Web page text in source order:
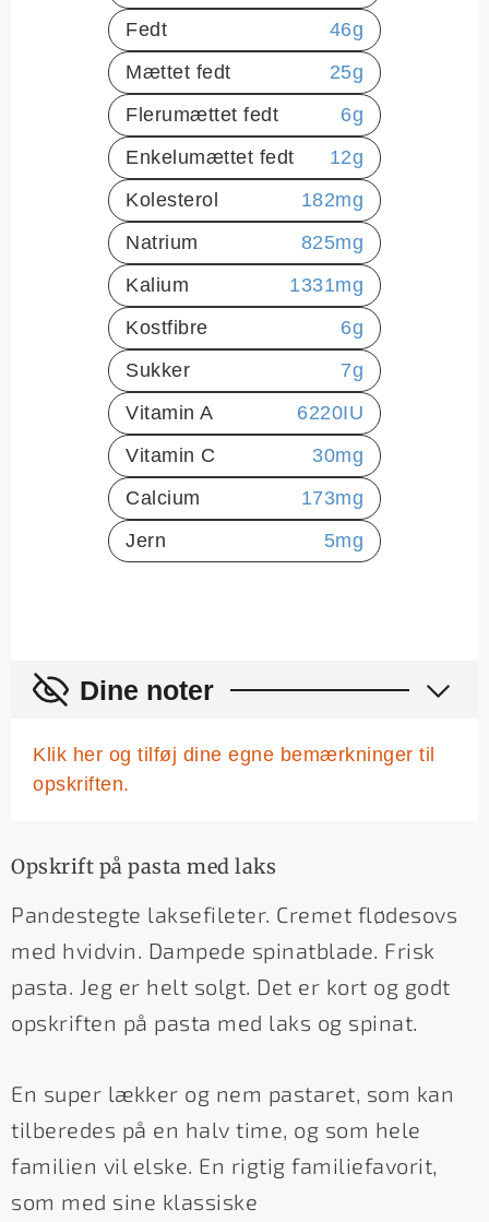
Fedt
46g
Mættet fedt
25g
Flerumættet fedt
6g
Enkelumættet fedt
12g
Kolesterol
182mg
Natrium
825mg
Kalium
1331mg
Kostfibre
6g
Sukker
7g
Vitamin A
6220IU
Vitamin C
30mg
Calcium
173mg
Jern
5mg
Dine noter
Klik her og tilføj dine egne bemærkninger til
opskriften.
Opskrift på pasta med laks
Pandestegte laksefileter. Cremet flødesovs
med hvidvin. Dampede spinatblade. Frisk
pasta. Jeg er helt solgt. Det er kort og godt
opskriften på pasta med laks og spinat.
En super lækker og nem pastaret, som kan
tilberedes på en halv time, og som hele
familien vil elske. En rigtig familiefavorit,
som med sine klassiske